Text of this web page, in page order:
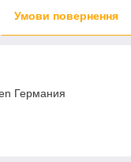
Умови повернення
Германия